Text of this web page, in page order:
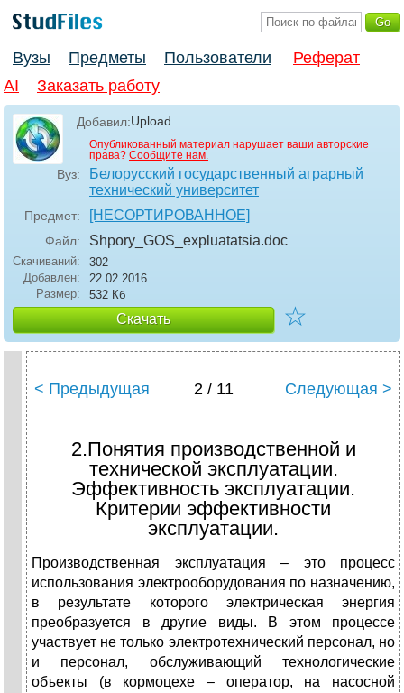
Вузы Предметы Пользователи
Реферат
AI
Заказать работу
Добавил:Upload
Опубликованный материал нарушает ваши авторские
права? Сообщите нам.
Вуз:
Белорусский государственный аграрный
технический университет
Предмет: [НЕСОРТИРОВАННОЕ]
Файл: Shpory_GOS_expluatatsia.doc
Скачиваний:
302
Добавлен:
22.02.2016
Размер:
532 Кб
Скачать ☆
< Предыдущая 2 / 11 Следующая >
2.Понятия производственной и
технической эксплуатации.
Эффективность эксплуатации.
Критерии эффективности
эксплуатации.
Производственная эксплуатация – это процесс
использования электрооборудования по назначению,
в результате которого электрическая энергия
преобразуется в другие виды. В этом процессе
участвует не только электротехнический персонал, но
и персонал, обслуживающий технологические
объекты (в кормоцехе – оператор, на насосной